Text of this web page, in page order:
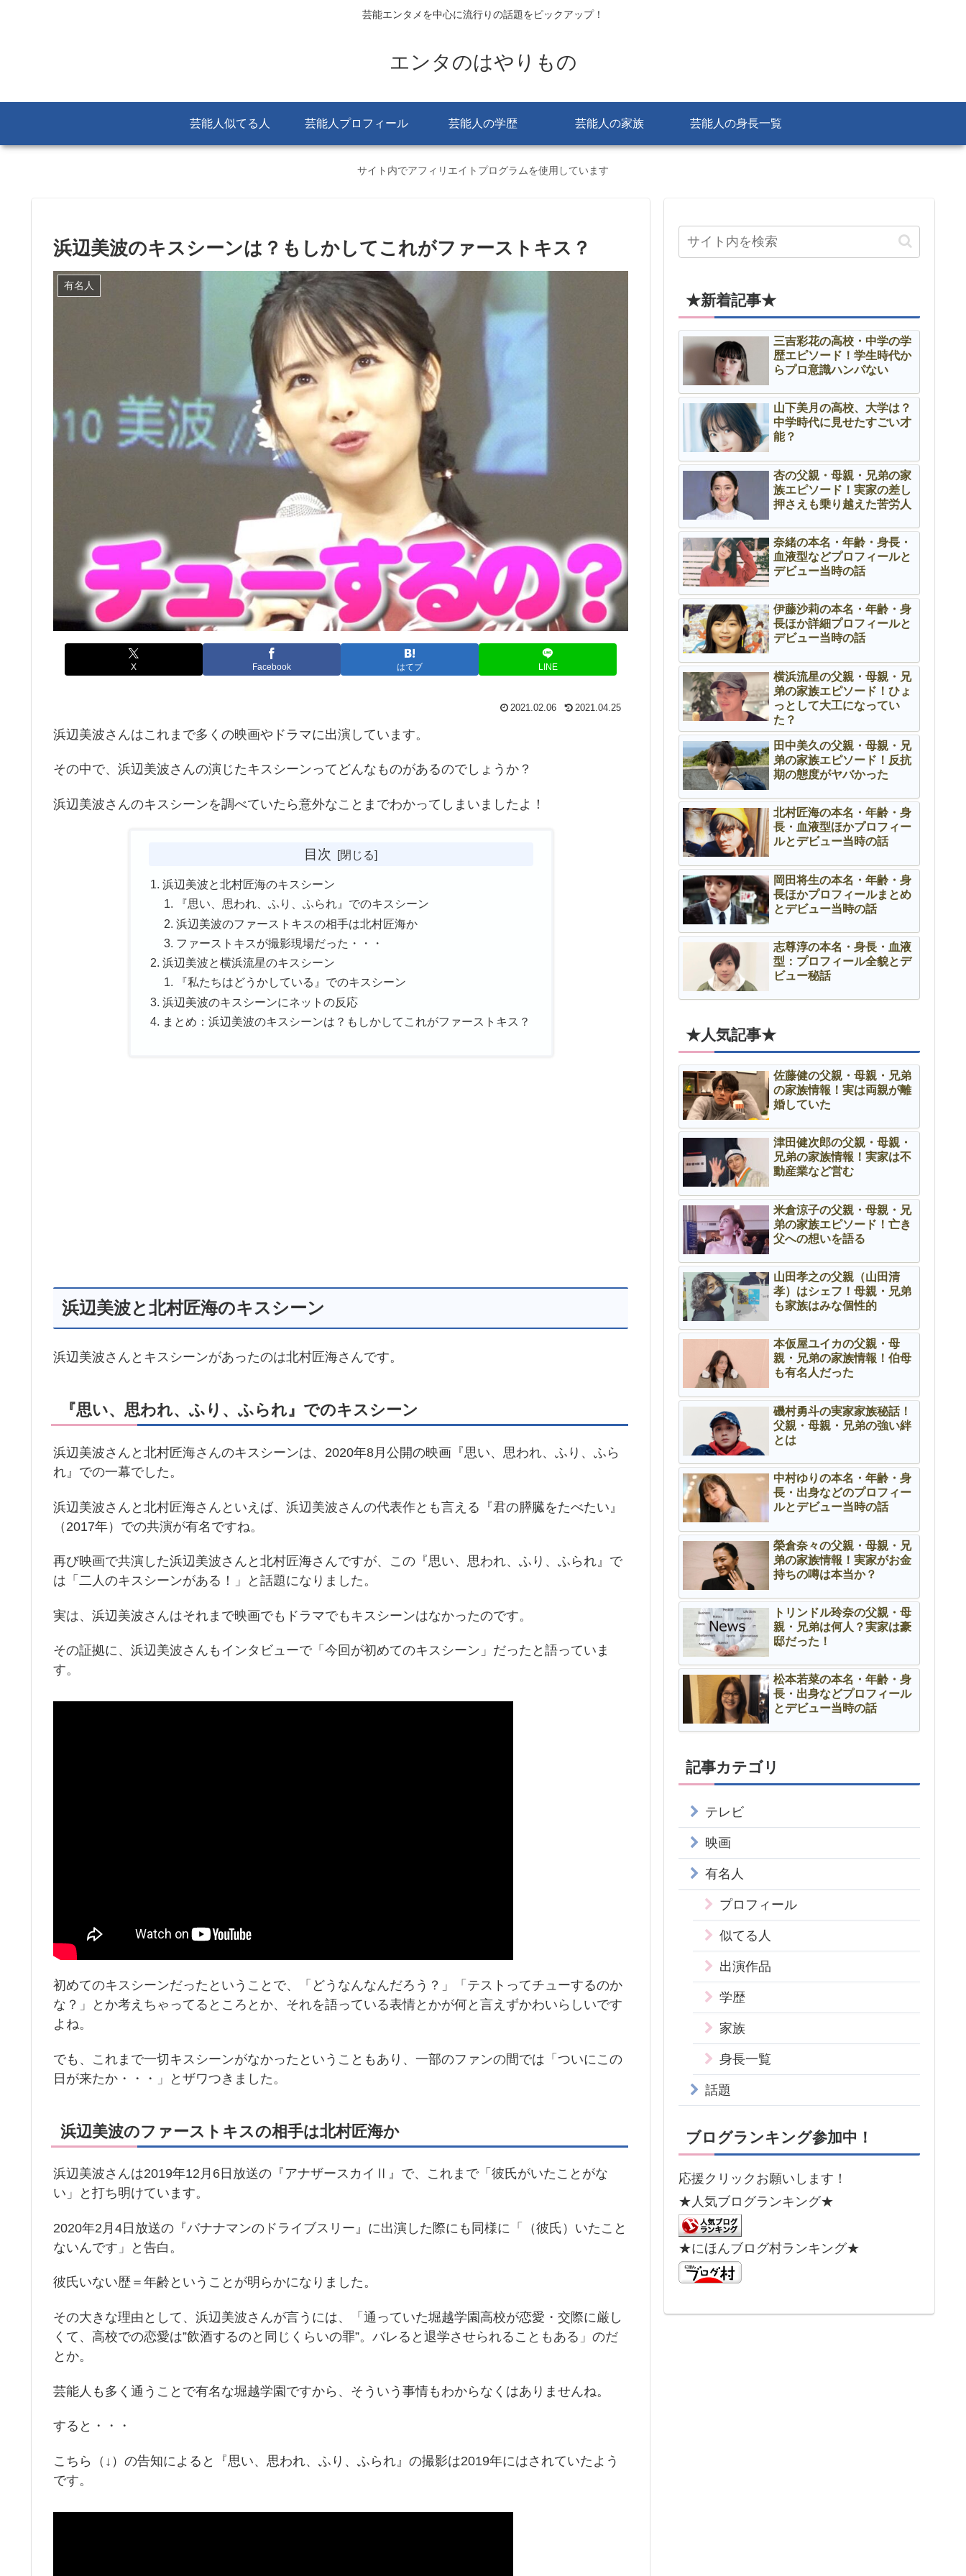
芸能エンタメを中心に流行りの話題をピックアップ！
エンタのはやりもの
芸能人似てる人 芸能人プロフィール 芸能人の学歴 芸能人の家族 芸能人の身長一覧
サイト内でアフィリエイトプログラムを使用しています
浜辺美波のキスシーンは？もしかしてこれがファーストキス？
有名人
X Facebook はてブ LINE
2021.02.06 2021.04.25
浜辺美波さんはこれまで多くの映画やドラマに出演しています。
その中で、浜辺美波さんの演じたキスシーンってどんなものがあるのでしょうか？
浜辺美波さんのキスシーンを調べていたら意外なことまでわかってしまいましたよ！
目次
浜辺美波と北村匠海のキスシーン
『思い、思われ、ふり、ふられ』でのキスシーン
浜辺美波のファーストキスの相手は北村匠海か
ファーストキスが撮影現場だった・・・
浜辺美波と横浜流星のキスシーン
『私たちはどうかしている』でのキスシーン
浜辺美波のキスシーンにネットの反応
まとめ：浜辺美波のキスシーンは？もしかしてこれがファーストキス？
浜辺美波と北村匠海のキスシーン
浜辺美波さんとキスシーンがあったのは北村匠海さんです。
『思い、思われ、ふり、ふられ』でのキスシーン
浜辺美波さんと北村匠海さんのキスシーンは、2020年8月公開の映画 『思い、思われ、ふり、ふら
れ』での一幕でした。
浜辺美波さんと北村匠海さんといえば、浜辺美波さんの代表作とも言える『君の膵臓をたべたい』
（2017年）での共演が有名ですね。
再び映画で共演した浜辺美波さんと北村匠海さんですが、この『思い、思われ、ふり、ふられ』で
は「二人のキスシーンがある！」と話題になりました。
実は、浜辺美波さんはそれまで映画でもドラマでもキスシーンはなかったのです。
その証拠に、浜辺美波さんもインタビューで「今回が初めてのキスシーン」だったと語っていま
す。
初めてのキスシーンだったということで、「どうなんなんだろう？」「テストってチューするのか
な？」とか考えちゃってるところとか、それを語っている表情とかが何と言えずかわいらしいです
よね。
でも、これまで一切キスシーンがなかったということもあり、一部のファンの間では「ついにこの
日が来たか・・・」とザワつきました。
浜辺美波のファーストキスの相手は北村匠海か
浜辺美波さんは2019年12月6日放送の『アナザースカイⅡ』で、これまで「彼氏がいたことがな
い」と打ち明けています。
2020年2月4日放送の『バナナマンのドライブスリー』に出演した際にも同様に「（彼氏）いたこと
ないんです」と告白。
彼氏いない歴＝年齢ということが明らかになりました。
その大きな理由として、浜辺美波さんが言うには、「通っていた堀越学園高校が恋愛・交際に厳し
くて、高校での恋愛は”飲酒するのと同じくらいの罪”。バレると退学させられることもある」のだ
とか。
芸能人も多く通うことで有名な堀越学園ですから、そういう事情もわからなくはありませんね。
すると・・・
こちら（↓）の告知によると『思い、思われ、ふり、ふられ』の撮影は2019年にはされていたよう
です。
★新着記事★
三吉彩花の高校・中学の学
歴エピソード！学生時代か
らプロ意識ハンパない
山下美月の高校、大学は？
中学時代に見せたすごい才
能？
杏の父親・母親・兄弟の家
族エピソード！実家の差し
押さえも乗り越えた苦労人
奈緒の本名・年齢・身長・
血液型などプロフィールと
デビュー当時の話
伊藤沙莉の本名・年齢・身
長ほか詳細プロフィールと
デビュー当時の話
横浜流星の父親・母親・兄
弟の家族エピソード！ひょ
っとして大工になってい
た？
田中美久の父親・母親・兄
弟の家族エピソード！反抗
期の態度がヤバかった
北村匠海の本名・年齢・身
長・血液型ほかプロフィー
ルとデビュー当時の話
岡田将生の本名・年齢・身
長ほかプロフィールまとめ
とデビュー当時の話
志尊淳の本名・身長・血液
型：プロフィール全貌とデ
ビュー秘話
★人気記事★
佐藤健の父親・母親・兄弟
の家族情報！実は両親が離
婚していた
津田健次郎の父親・母親・
兄弟の家族情報！実家は不
動産業など営む
米倉涼子の父親・母親・兄
弟の家族エピソード！亡き
父への想いを語る
山田孝之の父親（山田清
孝）はシェフ！母親・兄弟
も家族はみな個性的
本仮屋ユイカの父親・母
親・兄弟の家族情報！伯母
も有名人だった
磯村勇斗の実家家族秘話！
父親・母親・兄弟の強い絆
とは
中村ゆりの本名・年齢・身
長・出身などのプロフィー
ルとデビュー当時の話
榮倉奈々の父親・母親・兄
弟の家族情報！実家がお金
持ちの噂は本当か？
トリンドル玲奈の父親・母
親・兄弟は何人？実家は豪
邸だった！
松本若菜の本名・年齢・身
長・出身などプロフィール
とデビュー当時の話
記事カテゴリ
テレビ
映画
有名人
プロフィール
似てる人
出演作品
学歴
家族
身長一覧
話題
ブログランキング参加中！
応援クリックお願いします！
★人気ブログランキング★
★にほんブログ村ランキング★